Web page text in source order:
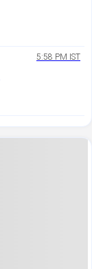
5:58 PM IST